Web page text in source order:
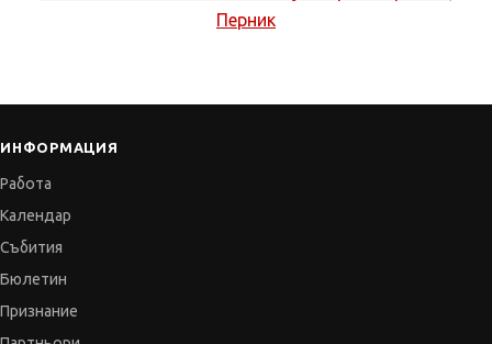
Перник
ИНФОРМАЦИЯ
Работа
Календар
Събития
Бюлетин
Признание